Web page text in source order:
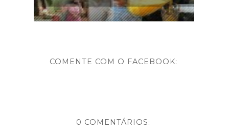
COMENTE COM O FACEBOOK:
0 COMENTÁRIOS: